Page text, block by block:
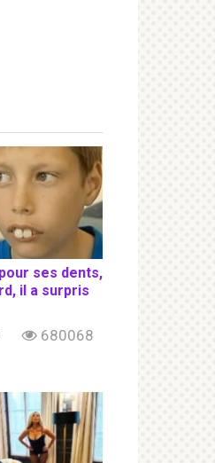
ses dents,
il a surpris
680068